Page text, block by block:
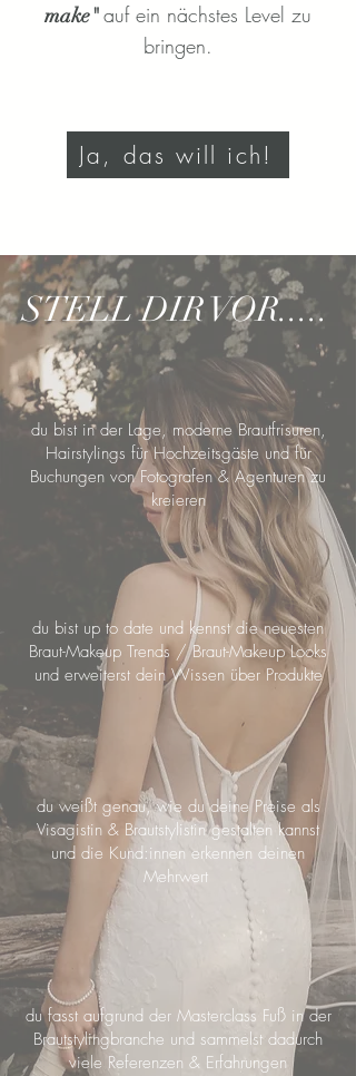
make"auf ein nächstes Level zu
bringen.
Ja, das will ich!
STELL DIR VOR.....
du bist in der Lage, moderne Brautfrisuren,
Hairstylings für Hochzeitsgäste und für
Buchungen von Fotografen & Agenturen zu
kreieren
du bist up to date und kennst die neuesten
Braut-Makeup Trends / Braut-Makeup Looks
und erweiterst dein Wissen über Produkte
du weißt genau, wie du deine Preise als
Visagistin & Brautstylistin gestalten kannst
und die Kund:innen erkennen deinen
Mehrwert
du fasst aufgrund der Masterclass Fuß in der
Brautstylingbranche und sammelst dadurch
viele Referenzen & Erfahrungen